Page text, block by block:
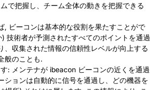
で把握し、チーム全体の動きを把握できる
, ビーコンは基本的な役割を果たすことがで
技術者が予測されたすべてのポイントを通過
、収集された情報の信頼性レベルが向上する
般のことも.
: メンテナが ibeacon ビーコンの近くを通過
ションは自動的に信号を通過し、どの機器を